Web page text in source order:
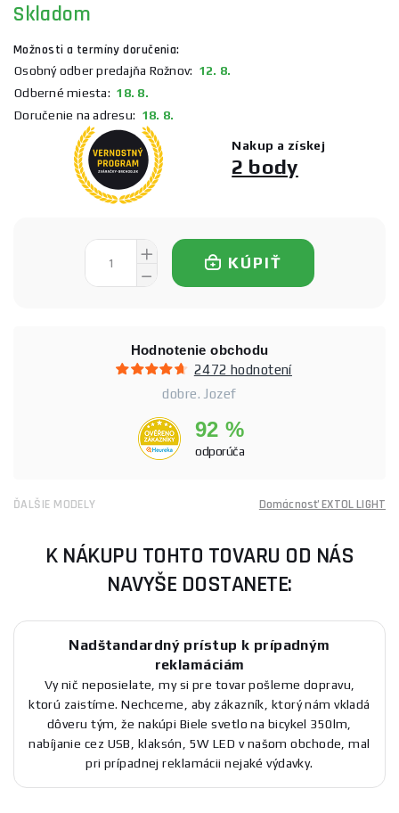
Skladom
Možnosti a termíny doručenia:
Osobný odber predajňa Rožnov: 12. 8.
Odberné miesta: 18. 8.
Doručenie na adresu: 18. 8.
Nakup a získej
2 body
KÚPIŤ
Hodnotenie obchodu
2472 hodnotení
dobre. Jozef
92 %
odporúča
ĎALŠIE MODELY Domácnosť EXTOL LIGHT
K NÁKUPU TOHTO TOVARU OD NÁS
NAVYŠE DOSTANETE:
Nadštandardný prístup k prípadným
reklamáciám
Vy nič neposielate, my si pre tovar pošleme dopravu,
ktorú zaistíme. Nechceme, aby zákazník, ktorý nám vkladá
dôveru tým, že nakúpi Biele svetlo na bicykel 350lm,
nabíjanie cez USB, klaksón, 5W LED v našom obchode, mal
pri prípadnej reklamácii nejaké výdavky.